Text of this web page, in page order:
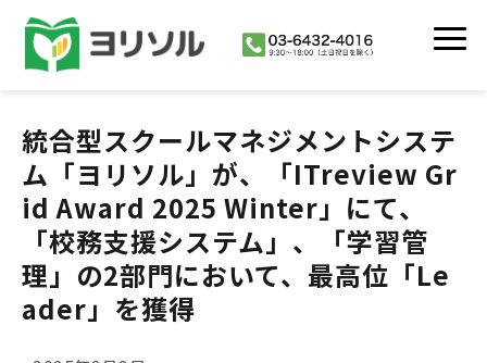
導入事例
イベント・セミナー
よくあるご質問
私達について
協業・代理店制度
統合型スクールマネジメントシステ
ム「ヨリソル」が、「ITreview Gr
id Award 2025 Winter」にて、
「校務支援システム」、「学習管
理」の2部門において、最高位「Le
ader」を獲得